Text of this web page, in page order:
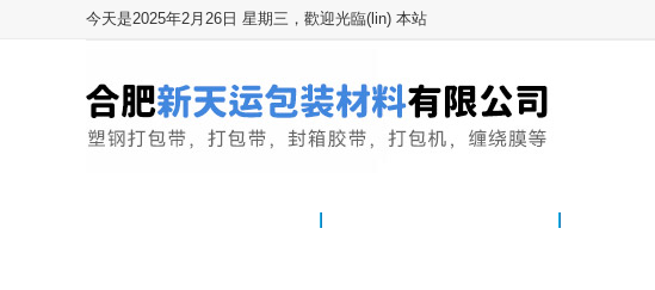
今天是2025年2月26日 星期三，歡迎光臨(lin) 本站